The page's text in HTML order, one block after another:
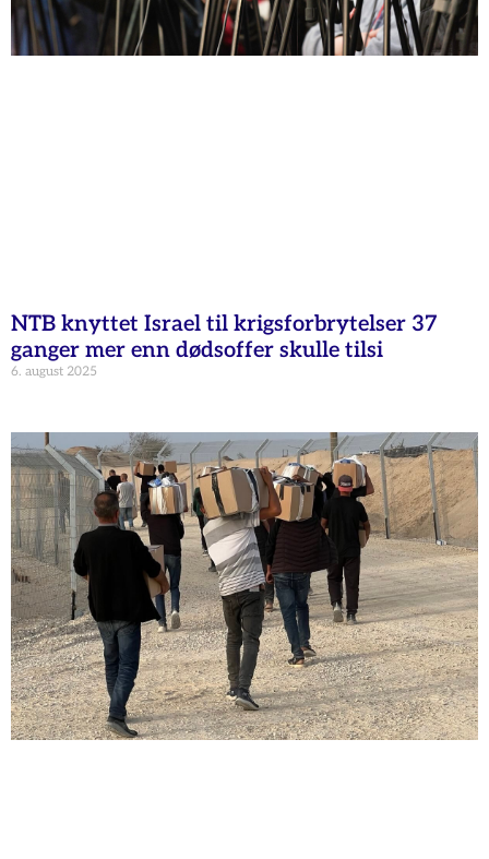
NTB knyttet Israel til krigsforbrytelser 37
ganger mer enn dødsoffer skulle tilsi
6. august 2025